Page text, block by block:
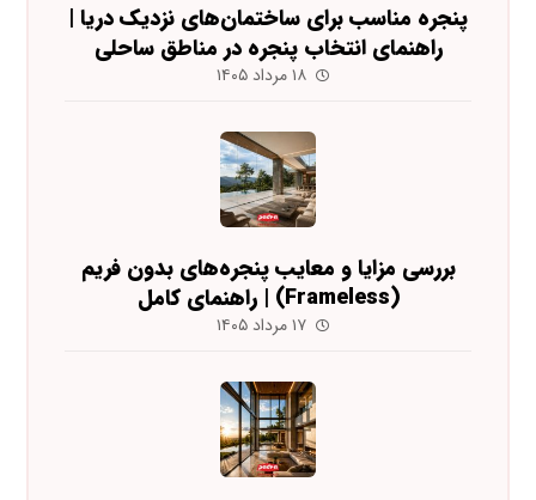
پنجره مناسب برای ساختمان‌های نزدیک دریا |
راهنمای انتخاب پنجره در مناطق ساحلی
۱۸ مرداد ۱۴۰۵
بررسی مزایا و معایب پنجره‌های بدون فریم
(Frameless) | راهنمای کامل
۱۷ مرداد ۱۴۰۵